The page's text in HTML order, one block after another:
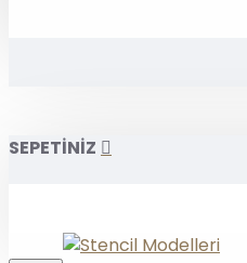
SEPETİNİZ